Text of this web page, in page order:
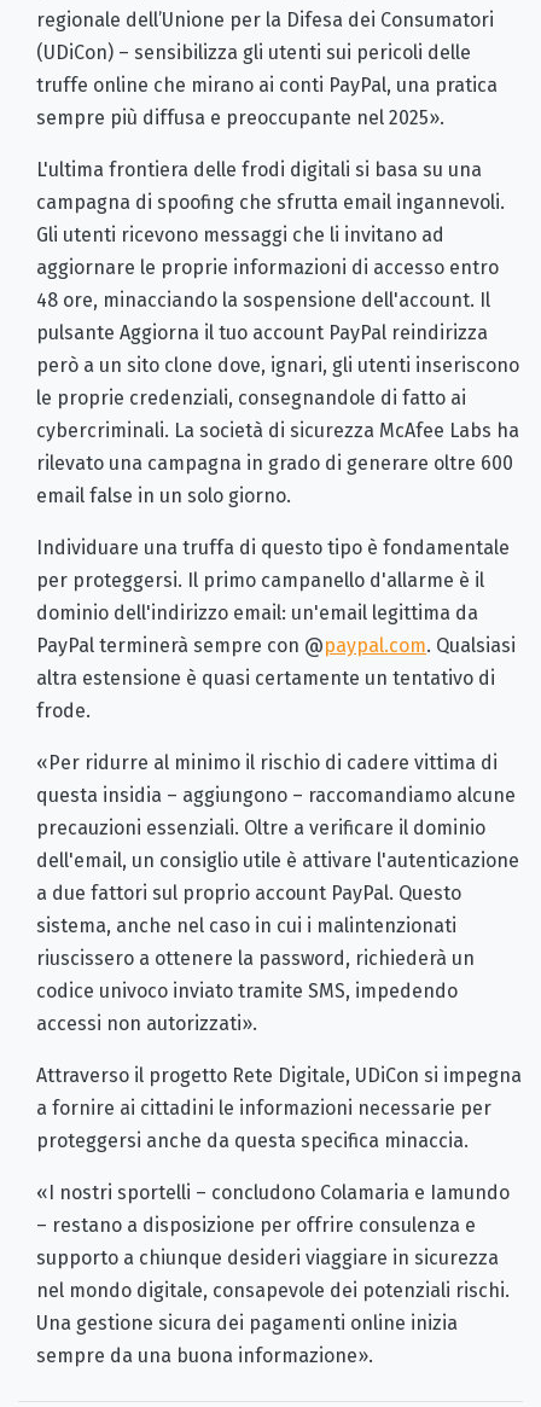
regionale dell’Unione per la Difesa dei Consumatori
(UDiCon) – sensibilizza gli utenti sui pericoli delle
truffe online che mirano ai conti PayPal, una pratica
sempre più diffusa e preoccupante nel 2025».
L'ultima frontiera delle frodi digitali si basa su una
campagna di spoofing che sfrutta email ingannevoli.
Gli utenti ricevono messaggi che li invitano ad
aggiornare le proprie informazioni di accesso entro
48 ore, minacciando la sospensione dell'account. Il
pulsante Aggiorna il tuo account PayPal reindirizza
però a un sito clone dove, ignari, gli utenti inseriscono
le proprie credenziali, consegnandole di fatto ai
cybercriminali. La società di sicurezza McAfee Labs ha
rilevato una campagna in grado di generare oltre 600
email false in un solo giorno.
Individuare una truffa di questo tipo è fondamentale
per proteggersi. Il primo campanello d'allarme è il
dominio dell'indirizzo email: un'email legittima da
PayPal terminerà sempre con @paypal.com. Qualsiasi
altra estensione è quasi certamente un tentativo di
frode.
«Per ridurre al minimo il rischio di cadere vittima di
questa insidia – aggiungono – raccomandiamo alcune
precauzioni essenziali. Oltre a verificare il dominio
dell'email, un consiglio utile è attivare l'autenticazione
a due fattori sul proprio account PayPal. Questo
sistema, anche nel caso in cui i malintenzionati
riuscissero a ottenere la password, richiederà un
codice univoco inviato tramite SMS, impedendo
accessi non autorizzati».
Attraverso il progetto Rete Digitale, UDiCon si impegna
a fornire ai cittadini le informazioni necessarie per
proteggersi anche da questa specifica minaccia.
«I nostri sportelli – concludono Colamaria e Iamundo
– restano a disposizione per offrire consulenza e
supporto a chiunque desideri viaggiare in sicurezza
nel mondo digitale, consapevole dei potenziali rischi.
Una gestione sicura dei pagamenti online inizia
sempre da una buona informazione».